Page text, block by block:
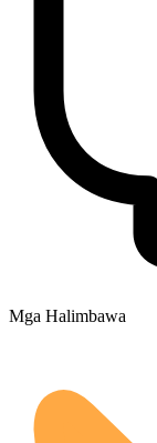
Mga Halimbawa